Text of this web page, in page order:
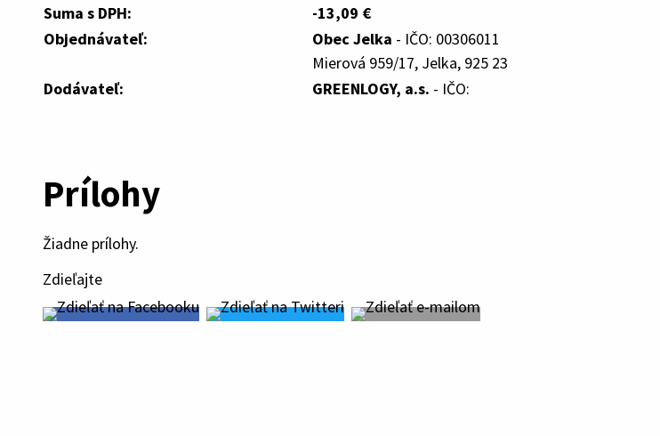
Suma s DPH:
-13,09 €
Objednávateľ:
Obec Jelka - IČO: 00306011
Mierová 959/17, Jelka, 925 23
Dodávateľ:
GREENLOGY, a.s. - IČO:
Prílohy
Žiadne prílohy.
Zdieľajte